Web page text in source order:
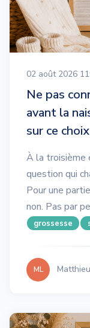
02 août 2026
Ne pas
avant la
sur ce choix
À la troisième
question qui
Pour une
non. Pas par
grossesse
ML